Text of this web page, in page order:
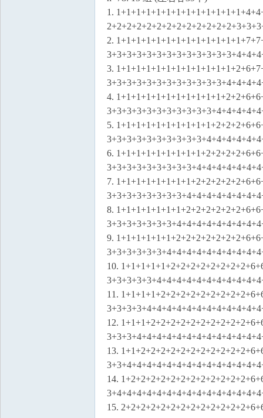
1.
2.
3.
4.
5.
6.
7.
8.
9.
10.
11.
12.
13.
14.
15.